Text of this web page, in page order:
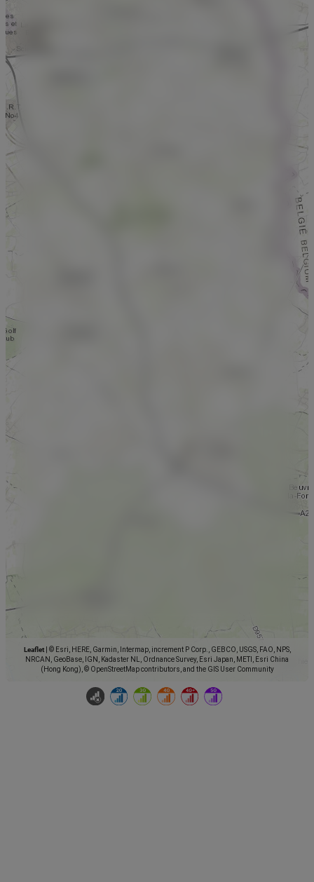
Leaflet
© Esri, HERE, Garmin, Intermap, increment P Corp., GEBCO, USGS, FAO, NPS,
NRCAN, GeoBase, IGN, Kadaster NL, Ordnance Survey, Esri Japan, METI, Esri China
(Hong Kong), © OpenStreetMap contributors, and the GIS User Community